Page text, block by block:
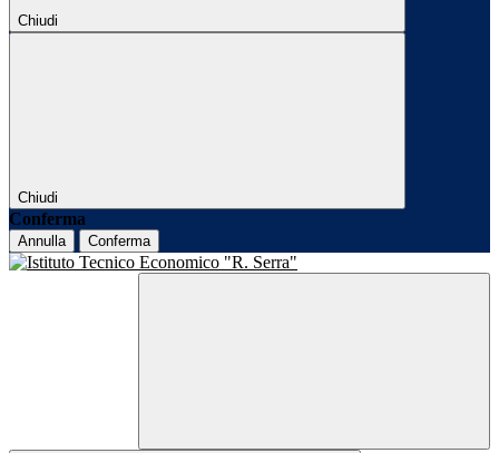
Chiudi
Chiudi
Conferma
Annulla Conferma